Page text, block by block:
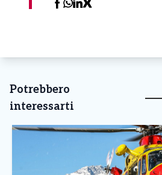
Potrebbero
interessarti